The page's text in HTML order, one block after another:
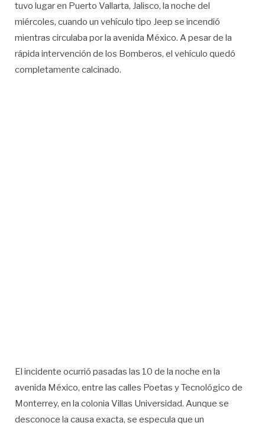
tuvo lugar en Puerto Vallarta, Jalisco, la noche del
miércoles, cuando un vehículo tipo Jeep se incendió
mientras circulaba por la avenida México. A pesar de la
rápida intervención de los Bomberos, el vehículo quedó
completamente calcinado.
El incidente ocurrió pasadas las 10 de la noche en la
avenida México, entre las calles Poetas y Tecnológico de
Monterrey, en la colonia Villas Universidad. Aunque se
desconoce la causa exacta, se especula que un